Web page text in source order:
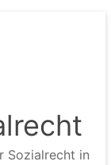
Sozialrecht in